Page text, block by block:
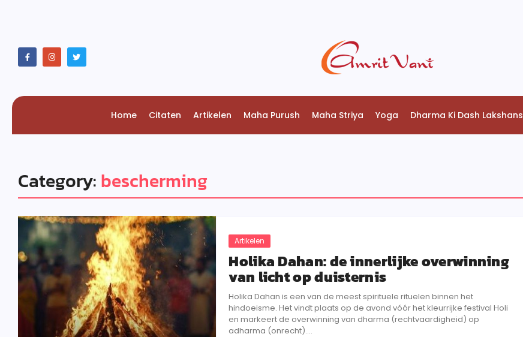
Home Citaten Artikelen Maha Purush Maha Striya Yoga Dharma Ki Dash Lakshans
Category: bescherming
Artikelen
Holika Dahan: de innerlijke overwinning
van licht op duisternis
Holika Dahan is een van de meest spirituele rituelen binnen het
hindoeisme. Het vindt plaats op de avond vóór het kleurrijke festival Holi
en markeert de overwinning van dharma (rechtvaardigheid) op
adharma (onrecht)....